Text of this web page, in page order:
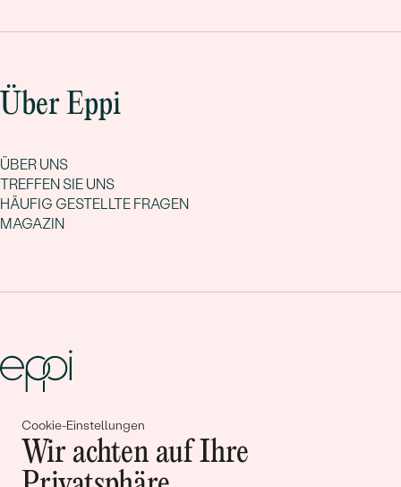
Cookie-Einstellungen
Wir achten auf Ihre
Über Eppi
ÜBER UNS
TREFFEN SIE UNS
HÄUFIG GESTELLTE FRAGEN
MAGAZIN
Gemeinsam erschaffen wir
Geschichten von Schönheit und